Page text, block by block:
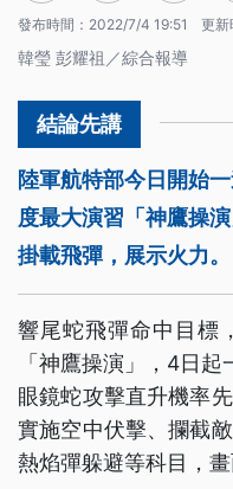
發布時間： 2022/7/4 19:51 更新
韓瑩 彭耀祖／綜合報導
陸軍航特部今日開始
度最大演習「神鷹操
掛載飛彈，展示火力。
響尾蛇飛彈命中目標
「神鷹操演」，4日起
眼鏡蛇攻擊直升機率
實施空中伏擊、攔截
熱焰彈躲避等科目，畫